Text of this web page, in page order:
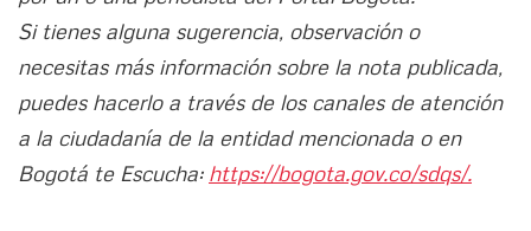
Si tienes alguna sugerencia, observación o
necesitas más información sobre la nota publicada,
puedes hacerlo a través de los canales de atención
a la ciudadanía de la entidad mencionada o en
Bogotá te Escucha: https://bogota.gov.co/sdqs/.